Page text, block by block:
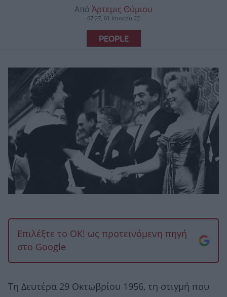
Από Άρτεμις Θύμιου
07:27, 01 Ιουνίου 22
PEOPLE
Επιλέξτε το OK! ως προτεινόμενη πηγή
στο Google
Tη Δευτέρα 29 Οκτωβρίου 1956, τη στιγμή που